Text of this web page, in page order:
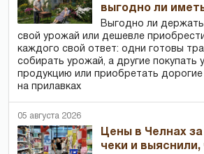
выгодно ли
Выгодно ли
свой урожай или дешевле
каждого свой ответ: одни готовы
собирать урожай, а другие покупать
продукцию или приобретать
на прилавках
05 августа 2026
Цены в Челнах
чеки и выяснили,